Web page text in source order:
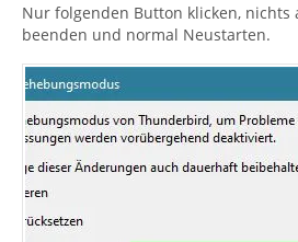
Nur folgenden Button klicken, nichts
beenden und normal Neustarten.